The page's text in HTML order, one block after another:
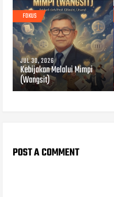
FOKUS
JUL 30, 2026
Kebijakan Melalui Mimpi
(Wangsit)
POST A COMMENT